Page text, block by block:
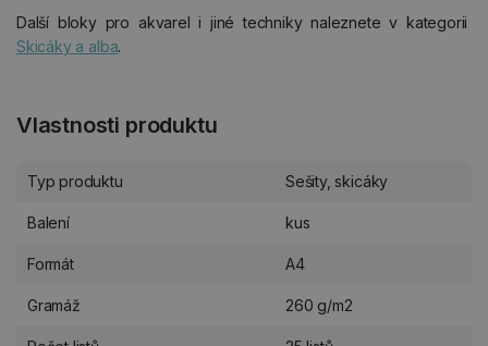
Další bloky pro akvarel i jiné techniky naleznete v kategorii
Skicáky a alba.
Vlastnosti produktu
Typ produktu Sešity, skicáky
Balení kus
Formát A4
Gramáž 260 g/m2